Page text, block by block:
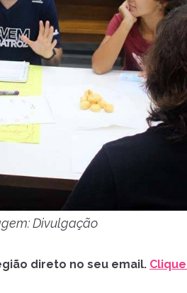
Divulgação
direto no seu email.